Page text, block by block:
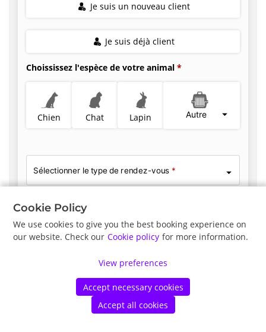
Je suis un nouveau client
Je suis déjà client
Choississez l'espèce de votre animal
Chien Chat Lapin Autre
Sélectionner le type de rendez-vous *
Précédent Suite
Politique de confidentialité
d'utilisation des cookies
Cookie Policy
We use cookies to give you the best booking experience on
our website. Check our Cookie policy for more information.
View preferences
Accept necessary cookies
Accept all cookies